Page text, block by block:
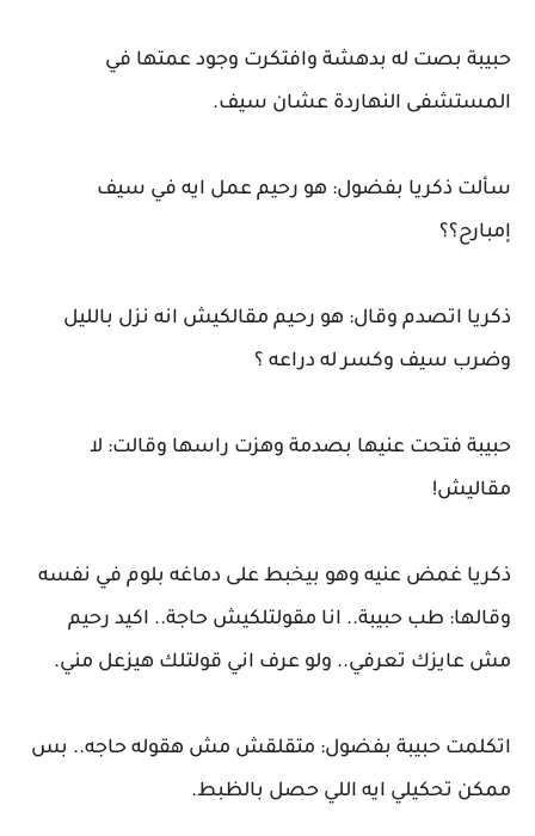
حبيبة بصت له بدهشة وافتكرت وجود عمتها في
المستشفى النهاردة عشان سيف.
سألت ذكريا بفضول: هو رحيم عمل ايه في سيف
إمبارح؟؟
ذكريا اتصدم وقال: هو رحيم مقالكيش انه نزل بالليل
وضرب سيف وكسر له دراعه ؟
حبيبة فتحت عنيها بصدمة وهزت راسها وقالت: لا
مقاليش!
ذكريا غمض عنيه وهو بيخبط على دماغه بلوم في نفسه
وقالها: طب حبيبة.. انا مقولتلكيش حاجة.. اكيد رحيم
مش عايزك تعرفي.. ولو عرف اني قولتلك هيزعل مني.
اتكلمت حبيبة بفضول: متقلقش مش هقوله حاجه.. بس
ممكن تحكيلي ايه اللي حصل بالظبط.